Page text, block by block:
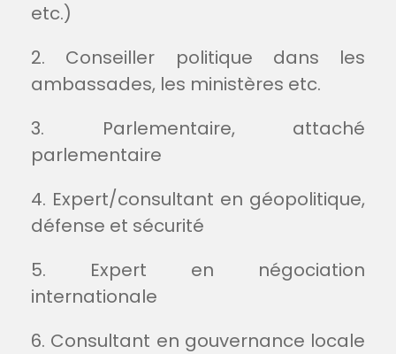
etc.)
2. Conseiller politique dans les
ambassades, les ministères etc.
3. Parlementaire, attaché
parlementaire
4. Expert/consultant en géopolitique,
défense et sécurité
5. Expert en négociation
internationale
6. Consultant en gouvernance locale